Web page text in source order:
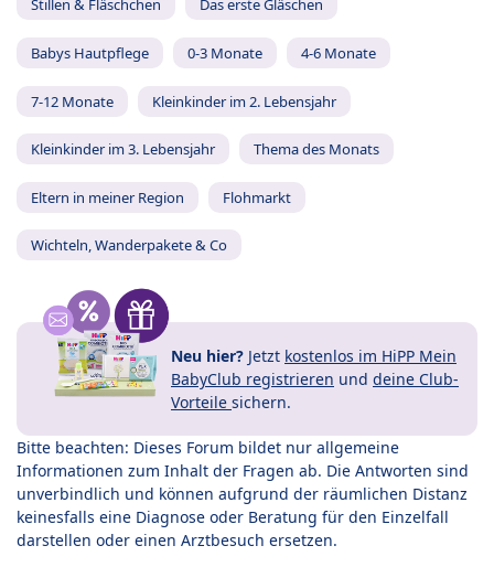
Stillen & Fläschchen Das erste Gläschen
Babys Hautpflege 0-3 Monate 4-6 Monate
7-12 Monate Kleinkinder im 2. Lebensjahr
Kleinkinder im 3. Lebensjahr Thema des Monats
Eltern in meiner Region Flohmarkt
Wichteln, Wanderpakete & Co
Neu hier? Jetzt kostenlos im HiPP Mein
BabyClub registrieren und deine Club-
Vorteile sichern.
Bitte beachten: Dieses Forum bildet nur allgemeine
Informationen zum Inhalt der Fragen ab. Die Antworten sind
unverbindlich und können aufgrund der räumlichen Distanz
keinesfalls eine Diagnose oder Beratung für den Einzelfall
darstellen oder einen Arztbesuch ersetzen.